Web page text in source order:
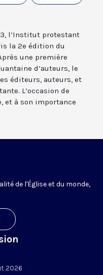
l’Institut protestant
la 2e édition du
une première
d’auteurs, le
éditeurs, auteurs, et
L’occasion de
et à son importance
de l'Église et du monde,
2026